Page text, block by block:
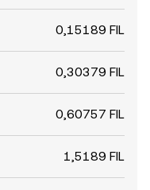
0,15189 FIL
0,30379 FIL
0,60757 FIL
1,5189 FIL